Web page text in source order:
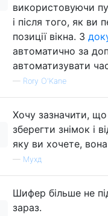
використовуючи
і після того, як
позиції вікна. З
автоматично за
автоматизувати
— Rory O'Kane
Хочу зазначити,
зберегти знімок і
яку ви хочете,
— Мухд
Шифер більше не
зараз.